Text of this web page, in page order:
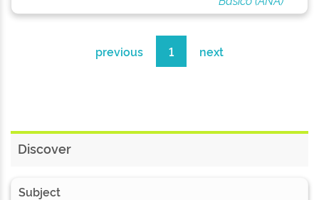
previous 1 next
Discover
Subject